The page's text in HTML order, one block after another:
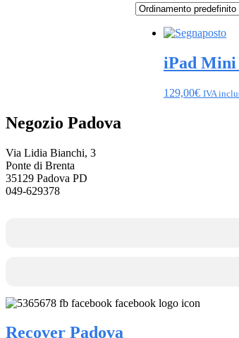
iPad Mini
129,00€ IVA
Negozio Padova
Via Lidia Bianchi, 3
Ponte di Brenta
35129 Padova PD
049-629378
Recover Padova